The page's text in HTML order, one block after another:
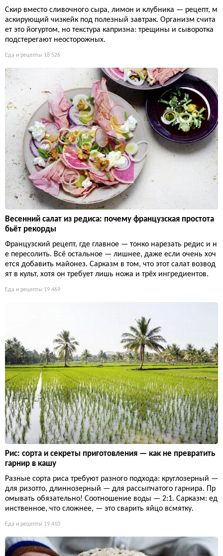
Скир вместо сливочного сыра, лимон и клубника — рецепт, м
аскирующий чизкейк под полезный завтрак. Организм счита
ет это йогуртом, но текстура капризна: трещины и сыворотка
подстерегают неосторожных.
Еда и рецепты 18 526
Весенний салат из редиса: почему французская простота
бьёт рекорды
Французский рецепт, где главное — тонко нарезать редис и н
е пересолить. Всё остальное — лишнее, даже если очень хоч
ется добавить майонез. Сарказм в том, что этот салат возвод
ят в культ, хотя он требует лишь ножа и трёх ингредиентов.
Еда и рецепты 19 469
Рис: сорта и секреты приготовления — как не превратить
гарнир в кашу
Разные сорта риса требуют разного подхода: круглозерный —
для ризотто, длиннозерный — для рассыпчатого гарнира. Пр
омывать обязательно! Соотношение воды — 2:1. Сарказм: ед
инственное, что сложнее, — это сварить яйцо всмятку.
Еда и рецепты 19 410